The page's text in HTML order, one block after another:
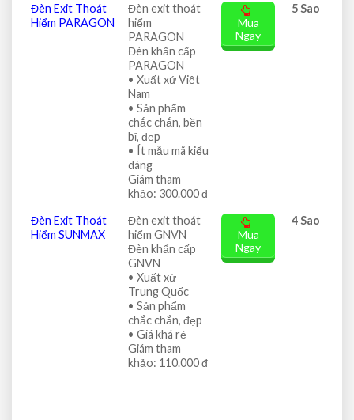
Đèn Exit Thoát
Hiểm PARAGON
Đèn exit thoát
hiểm
PARAGON
Đèn khẩn cấp
PARAGON
• Xuất xứ Việt
Nam
• Sản phẩm
chắc chắn, bền
bỉ, đẹp
• Ít mẫu mã kiểu
dáng
Giám tham
khảo: 300.000 đ
Mua
Ngay
5 Sao
Đèn Exit Thoát
Hiểm SUNMAX
Đèn exit thoát
hiểm GNVN
Đèn khẩn cấp
GNVN
• Xuất xứ
Trung Quốc
• Sản phẩm
chắc chắn, đẹp
• Giá khá rẻ
Giám tham
khảo: 110.000 đ
Mua
Ngay
4 Sao